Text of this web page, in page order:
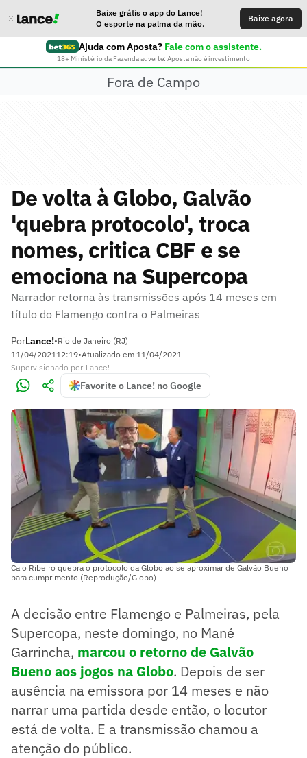
Baixe grátis o app do Lance!
O esporte na palma da mão.
Baixe agora
Ajuda com Aposta? Fale com o assistente.
18+ Ministério da Fazenda adverte: Aposta não é investimento
Fora de Campo
De volta à Globo, Galvão
'quebra protocolo', troca
nomes, critica CBF e se
emociona na Supercopa
Narrador retorna às transmissões após 14 meses em
título do Flamengo contra o Palmeiras
PorLance!•Rio de Janeiro (RJ)
11/04/202112:19•Atualizado em 11/04/2021
Supervisionado por Lance!
Favorite o Lance! no Google
Caio Ribeiro quebra o protocolo da Globo ao se aproximar de Galvão Bueno
para cumprimento (Reprodução/Globo)
A decisão entre Flamengo e Palmeiras, pela
Supercopa, neste domingo, no Mané
Garrincha, marcou o retorno de Galvão
Bueno aos jogos na Globo. Depois de ser
ausência na emissora por 14 meses e não
narrar uma partida desde então, o locutor
está de volta. E a transmissão chamou a
atenção do público.